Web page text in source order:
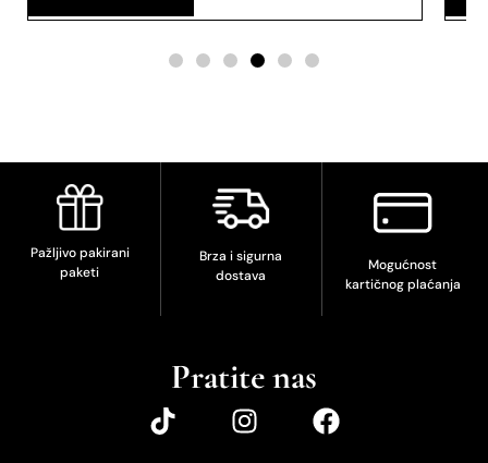
Pažljivo pakirani
paketi
Brza i sigurna
dostava
Mogućnost
kartičnog plaćanja
Pratite nas